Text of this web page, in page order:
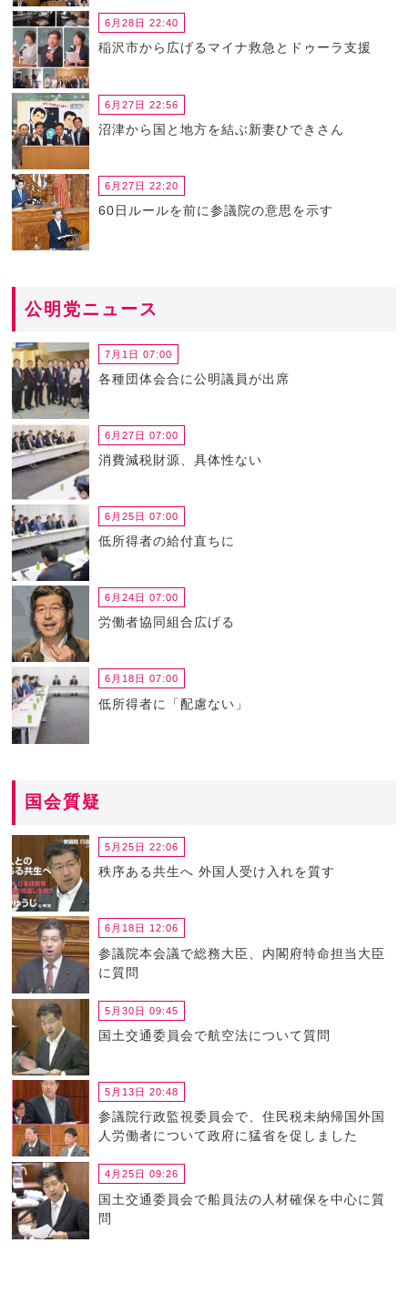
6月28日 22:40
稲沢市から広げるマイナ救急とドゥーラ支援
6月27日 22:56
沼津から国と地方を結ぶ新妻ひできさん
6月27日 22:20
60日ルールを前に参議院の意思を示す
公明党ニュース
7月1日 07:00
各種団体会合に公明議員が出席
6月27日 07:00
消費減税財源、具体性ない
6月25日 07:00
低所得者の給付直ちに
6月24日 07:00
労働者協同組合広げる
6月18日 07:00
低所得者に「配慮ない」
国会質疑
5月25日 22:06
秩序ある共生へ 外国人受け入れを質す
6月18日 12:06
参議院本会議で総務大臣、内閣府特命担当大臣
に質問
5月30日 09:45
国土交通委員会で航空法について質問
5月13日 20:48
参議院行政監視委員会で、住民税未納帰国外国
人労働者について政府に猛省を促しました
4月25日 09:26
国土交通委員会で船員法の人材確保を中心に質
問